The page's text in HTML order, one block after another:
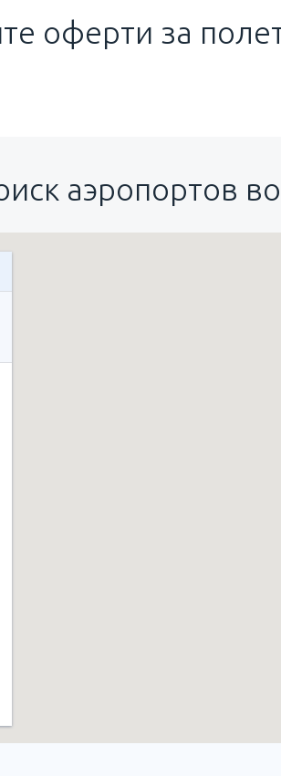
оферти за
аэропортов